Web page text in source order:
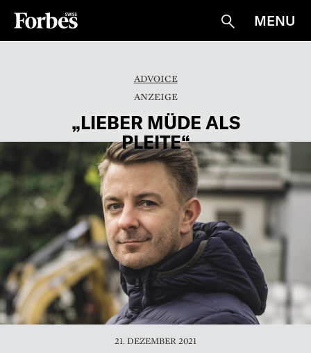
Suche
MENU
ADVOICE
„LIEBER MÜDE ALS
PLEITE“
21. DEZEMBER 2021